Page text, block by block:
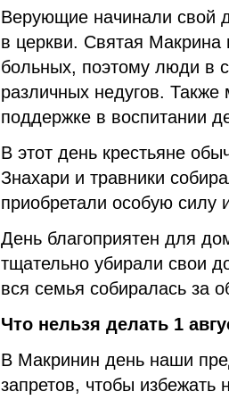
Верующие начинали свой
в церкви. Святая
больных, поэтому люди в
различных недугов.
поддержке в воспитании
В этот день крестьяне
Знахари и травники
приобретали особую силу
День благоприятен для
тщательно убирали свои
вся семья собиралась за
Что нельзя делать 1
В Макринин день наши
запретов, чтобы избежать